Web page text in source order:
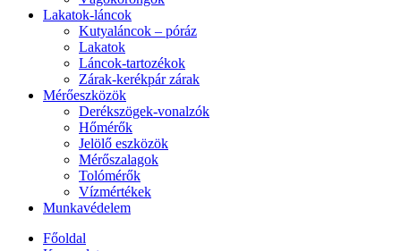
Lakatok-láncok
Kutyaláncok – póráz
Lakatok
Láncok-tartozékok
Zárak-kerékpár zárak
Mérőeszközök
Derékszögek-vonalzók
Hőmérők
Jelölő eszközök
Mérőszalagok
Tolómérők
Vízmértékek
Munkavédelem
Főoldal